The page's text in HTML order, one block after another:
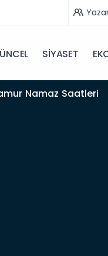
SİYASET
Namaz Saatleri